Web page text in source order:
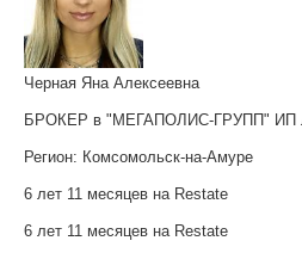
Черная Яна Алексеевна
БРОКЕР в "МЕГАПОЛИС-ГРУПП" ИП
Регион: Комсомольск-на-Амуре
6 лет 11 месяцев на Restate
6 лет 11 месяцев на Restate